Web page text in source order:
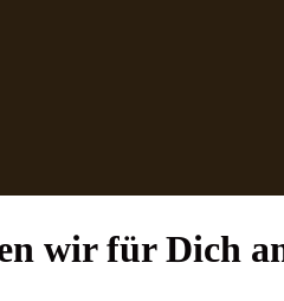
wir für Dich